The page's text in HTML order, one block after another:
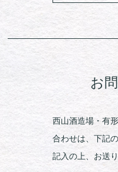
お
西山酒造場・有
合わせは、下記
記入の上、お送